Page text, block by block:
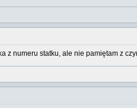
z numeru statku, ale nie pamiętam z